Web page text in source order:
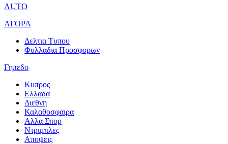
AUTO
ΑΓΟΡΑ
Δελτια Τυπου
Φυλλαδια Προσφορων
Γηπεδο
Κυπρος
Ελλαδα
Διεθνη
Καλαθοσφαιρα
Αλλα Σπορ
Ντριμπλες
Αποψεις